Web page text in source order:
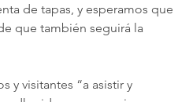
de tapas, y esperamos que
que también seguirá la
y visitantes “a asistir y